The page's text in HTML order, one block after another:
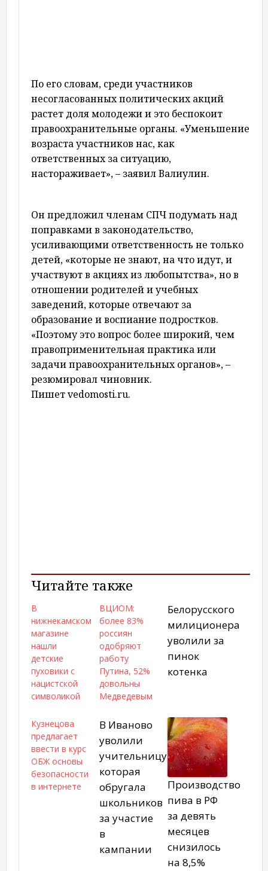
По его словам, среди участников
несогласованных политических акций
растет доля молодежи и это беспокоит
правоохранительные органы. «Уменьшение
возраста участников нас, как
ответственных за ситуацию,
настораживает», – заявил Валиулин.
Он предложил членам СПЧ подумать над
поправками в законодательство,
усиливающими ответственность не только
детей, «которые не знают, на что идут, и
участвуют в акциях из любопытства», но в
отношении родителей и учебных
заведений, которые отвечают за
образование и воспиание подростков.
«Поэтому это вопрос более широкий, чем
правоприменительная практика или
задачи правоохранительных органов», –
резюмировал чиновник.
Пишет vedomosti.ru.
Читайте также
В
нижнекамском
магазине
нашли
детские
пуховики с
нацистской
символикой
ВЦИОМ:
более 83%
россиян
одобряют
работу
Путина, 52%
довольны
Медведевым
Белорусского
милиционера
уволили за
пинок
котенка
Кузнецова
предлагает
ввести в курс
ОБЖ основы
безопасности
в интернете
В Иваново
уволили
учительницу,
которая
обругала
школьников
за участие
в
кампании
Производство
пива в РФ
за девять
месяцев
снизилось
на 8,5%